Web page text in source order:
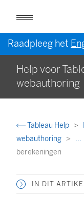
Raadpleeg het
Help voor
webauthoring
Tableau Help
webauthoring
...
berekeningen
IN DIT